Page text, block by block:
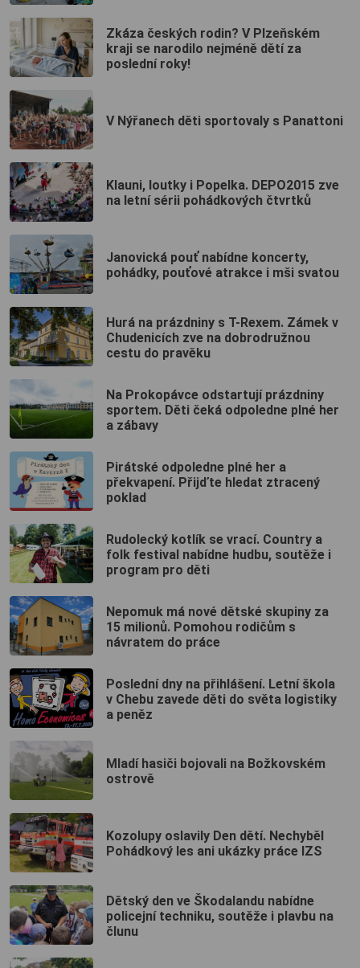
Zkáza českých rodin? V Plzeňském
kraji se narodilo nejméně dětí za
poslední roky!
V Nýřanech děti sportovaly s Panattoni
Klauni, loutky i Popelka. DEPO2015 zve
na letní sérii pohádkových čtvrtků
Janovická pouť nabídne koncerty,
pohádky, pouťové atrakce i mši svatou
Hurá na prázdniny s T-Rexem. Zámek v
Chudenicích zve na dobrodružnou
cestu do pravěku
Na Prokopávce odstartují prázdniny
sportem. Děti čeká odpoledne plné her
a zábavy
Pirátské odpoledne plné her a
překvapení. Přijďte hledat ztracený
poklad
Rudolecký kotlík se vrací. Country a
folk festival nabídne hudbu, soutěže i
program pro děti
Nepomuk má nové dětské skupiny za
15 milionů. Pomohou rodičům s
návratem do práce
Poslední dny na přihlášení. Letní škola
v Chebu zavede děti do světa logistiky
a peněz
Mladí hasiči bojovali na Božkovském
ostrově
Kozolupy oslavily Den dětí. Nechyběl
Pohádkový les ani ukázky práce IZS
Dětský den ve Škodalandu nabídne
policejní techniku, soutěže i plavbu na
člunu